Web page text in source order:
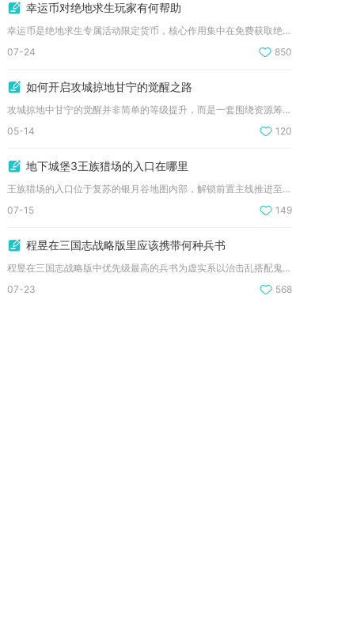
幸运币对绝地求生玩家有何帮助
幸运币是绝地求生专属活动限定货币，核心作用集中在免费获取绝版...
07-24
850
如何开启攻城掠地甘宁的觉醒之路
攻城掠地中甘宁的觉醒并非简单的等级提升，而是一套围绕资源筹备...
05-14
120
地下城堡3王族猎场的入口在哪里
王族猎场的入口位于复苏的银月谷地图内部，解锁前置主线推进至东...
07-15
149
程昱在三国志战略版里应该携带何种兵书
程昱在三国志战略版中优先级最高的兵书为虚实系以治击乱搭配鬼谋...
07-23
568